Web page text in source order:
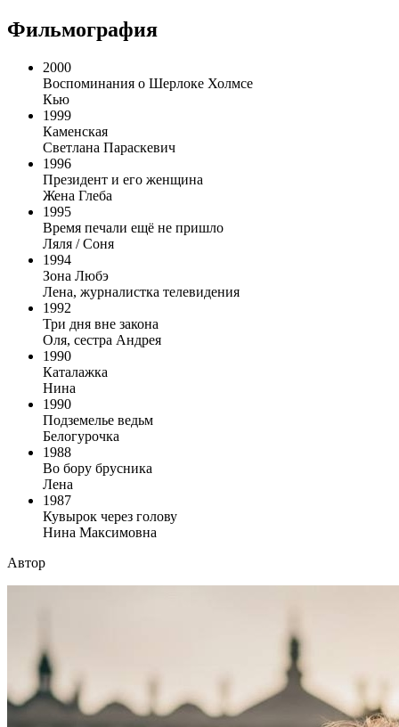
Фильмография
2000
Воспоминания о Шерлоке Холмсе
Кью
1999
Каменская
Светлана Параскевич
1996
Президент и его женщина
Жена Глеба
1995
Время печали ещё не пришло
Ляля / Соня
1994
Зона Любэ
Лена, журналистка телевидения
1992
Три дня вне закона
Оля, сестра Андрея
1990
Каталажка
Нина
1990
Подземелье ведьм
Белогурочка
1988
Во бору брусника
Лена
1987
Кувырок через голову
Нина Максимовна
Автор